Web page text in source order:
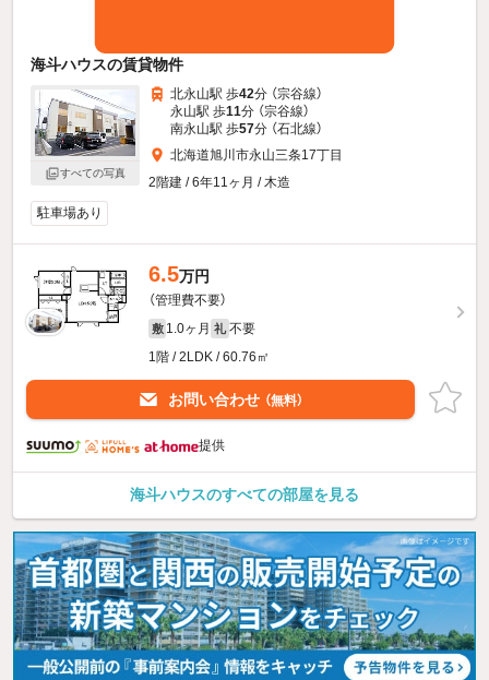
海斗ハウスの賃貸物件
すべての写真
北永山駅 歩42分 （宗谷線）
永山駅 歩11分 （宗谷線）
南永山駅 歩57分 （石北線）
北海道旭川市永山三条17丁目
2階建 / 6年11ヶ月 / 木造
駐車場あり
6.5万円
（管理費不要）
敷 1.0ヶ月 礼 不要
1階 / 2LDK / 60.76㎡
お問い合わせ （無料）
提供
海斗ハウスのすべての部屋を見る